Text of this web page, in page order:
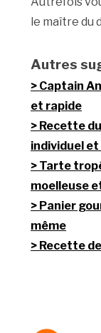
le maître du
Autres
Captain
et rapide
Recette
individuel
Tarte
moelleuse
Panier
même
Recette